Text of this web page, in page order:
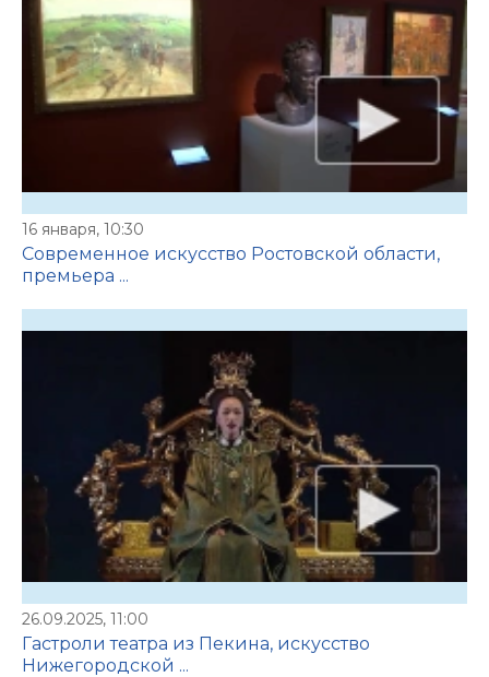
16 января, 10:30
Современное искусство Ростовской области,
премьера ...
26.09.2025, 11:00
Гастроли театра из Пекина, искусство
Нижегородской ...